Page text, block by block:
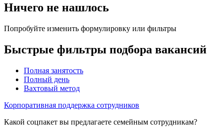
Ничего не нашлось
Попробуйте изменить формулировку или фильтры
Быстрые фильтры подбора вакансий
Полная занятость
Полный день
Вахтовый метод
Корпоративная поддержка сотрудников
Какой соцпакет вы предлагаете семейным сотрудникам?